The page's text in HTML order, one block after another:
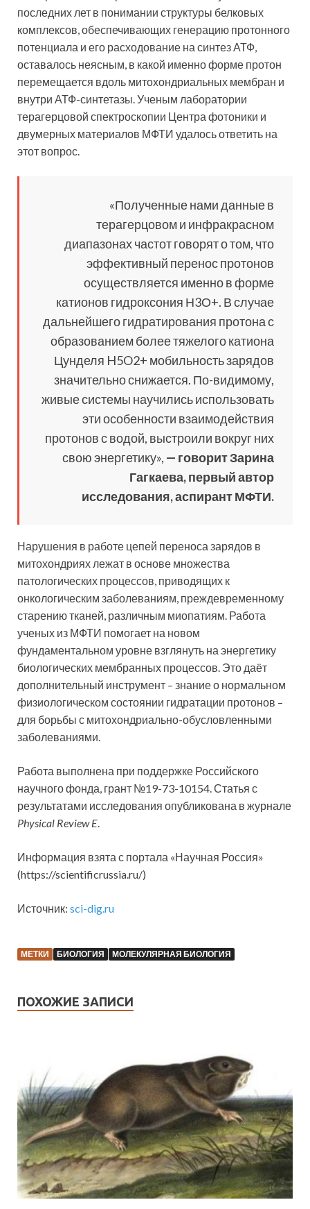
последних лет в понимании структуры белковых
комплексов, обеспечивающих генерацию протонного
потенциала и его расходование на синтез АТФ,
оставалось неясным, в какой именно форме протон
перемещается вдоль митохондриальных мембран и
внутри АТФ-синтетазы. Ученым лаборатории
терагерцовой спектроскопии Центра фотоники и
двумерных материалов МФТИ удалось ответить на
этот вопрос.
«Полученные нами данные в
терагерцовом и инфракрасном
диапазонах частот говорят о том, что
эффективный перенос протонов
осуществляется именно в форме
катионов гидроксония Н3О+. В случае
дальнейшего гидратирования протона с
образованием более тяжелого катиона
Цунделя H5O2+ мобильность зарядов
значительно снижается. По-видимому,
живые системы научились использовать
эти особенности взаимодействия
протонов с водой, выстроили вокруг них
свою энергетику», — говорит Зарина
Гагкаева, первый автор
исследования, аспирант МФТИ.
Нарушения в работе цепей переноса зарядов в
митохондриях лежат в основе множества
патологических процессов, приводящих к
онкологическим заболеваниям, преждевременному
старению тканей, различным миопатиям. Работа
ученых из МФТИ помогает на новом
фундаментальном уровне взглянуть на энергетику
биологических мембранных процессов. Это даёт
дополнительный инструмент – знание о нормальном
физиологическом состоянии гидратации протонов –
для борьбы с митохондриально-обусловленными
заболеваниями.
Работа выполнена при поддержке Российского
научного фонда, грант №19-73-10154. Статья с
результатами исследования опубликована в журнале
Physical Review E
Информация взята с портала «Научная Россия»
(https://scientificrussia.ru/)
Источник: sci-dig.ru
МЕТКИ БИОЛОГИЯ МОЛЕКУЛЯРНАЯ БИОЛОГИЯ
ПОХОЖИЕ ЗАПИСИ